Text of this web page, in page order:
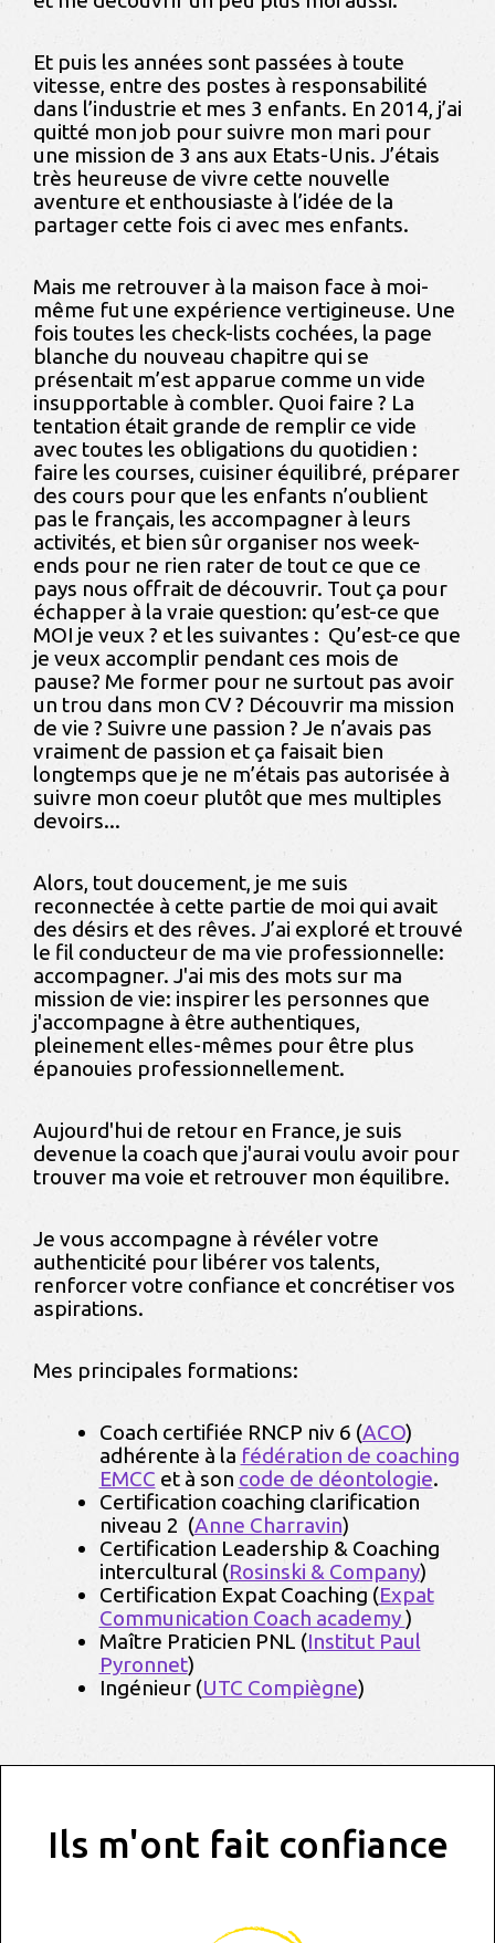
Et puis les années sont passées à toute
vitesse, entre des postes à responsabilité
dans l’industrie et mes 3 enfants. En 2014, j’ai
quitté mon job pour suivre mon mari pour
une mission de 3 ans aux Etats-Unis. J’étais
très heureuse de vivre cette nouvelle
aventure et enthousiaste à l’idée de la
partager cette fois ci avec mes enfants.
Mais me retrouver à la maison face à moi-
même fut une expérience vertigineuse. Une
fois toutes les check-lists cochées, la page
blanche du nouveau chapitre qui se
présentait m’est apparue comme un vide
insupportable à combler. Quoi faire ? La
tentation était grande de remplir ce vide
avec toutes les obligations du quotidien :
faire les courses, cuisiner équilibré, préparer
des cours pour que les enfants n’oublient
pas le français, les accompagner à leurs
activités, et bien sûr organiser nos week-
ends pour ne rien rater de tout ce que ce
pays nous offrait de découvrir. Tout ça pour
échapper à la vraie question: qu’est-ce que
MOI je veux ? et les suivantes : Qu’est-ce que
je veux accomplir pendant ces mois de
pause? Me former pour ne surtout pas avoir
un trou dans mon CV ? Découvrir ma mission
de vie ? Suivre une passion ? Je n’avais pas
vraiment de passion et ça faisait bien
longtemps que je ne m’étais pas autorisée à
suivre mon coeur plutôt que mes multiples
devoirs...
Alors, tout doucement, je me suis
reconnectée à cette partie de moi qui avait
des désirs et des rêves. J’ai exploré et trouvé
le fil conducteur de ma vie professionnelle:
accompagner. J'ai mis des mots sur ma
mission de vie: inspirer les personnes que
j'accompagne à être authentiques,
pleinement elles-mêmes pour être plus
épanouies professionnellement.
Aujourd'hui de retour en France, je suis
devenue la coach que j'aurai voulu avoir pour
trouver ma voie et retrouver mon équilibre.
Je vous accompagne à révéler votre
authenticité pour libérervos talents,
renforcer votre confiance et concrétiser vos
aspirations.
Mes principales formations:
Coach certifiée RNCP niv 6 (ACO)
adhérente à la fédération de coaching
EMCC et à son code de déontologie.
Certification coaching clarification
niveau 2 (Anne Charravin)
Certification Leadership & Coaching
intercultural (Rosinski & Company)
Certification Expat Coaching (Expat
Communication Coach academy)
Maître Praticien PNL (Institut Paul
Pyronnet)
Ingénieur (UTC Compiègne)
Ils m'ont fait confiance